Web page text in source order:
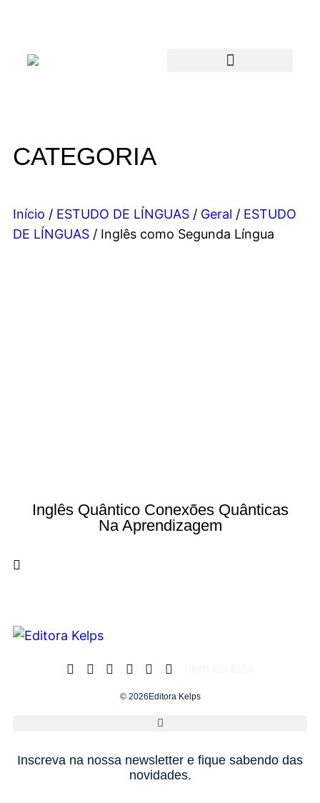
CATEGORIA
Início / ESTUDO DE LÍNGUAS / Geral / ESTUDO
DE LÍNGUAS / Inglês como Segunda Língua
Inglês Quântico Conexões Quânticas
Na Aprendizagem
© 2026Editora Kelps
Inscreva na nossa newsletter e fique sabendo das
novidades.